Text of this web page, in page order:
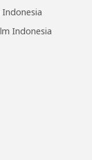
Indonesia